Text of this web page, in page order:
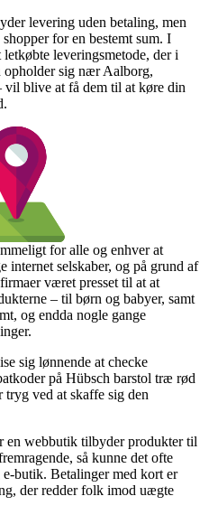
levering uden betaling, men
for en bestemt sum. I
leveringsmetode, der i
sig nær Aalborg,
blive at få dem til at køre din
for alle og enhver at
internet selskaber, og på grund af
været presset til at at
– til børn og babyer, samt
og endda nogle gange
sig lønnende at checke
på Hübsch barstol træ rød
tryg ved at skaffe sig den
en webbutik tilbyder produkter til
så kunne det ofte
butik. Betalinger med kort er
der redder folk imod uægte